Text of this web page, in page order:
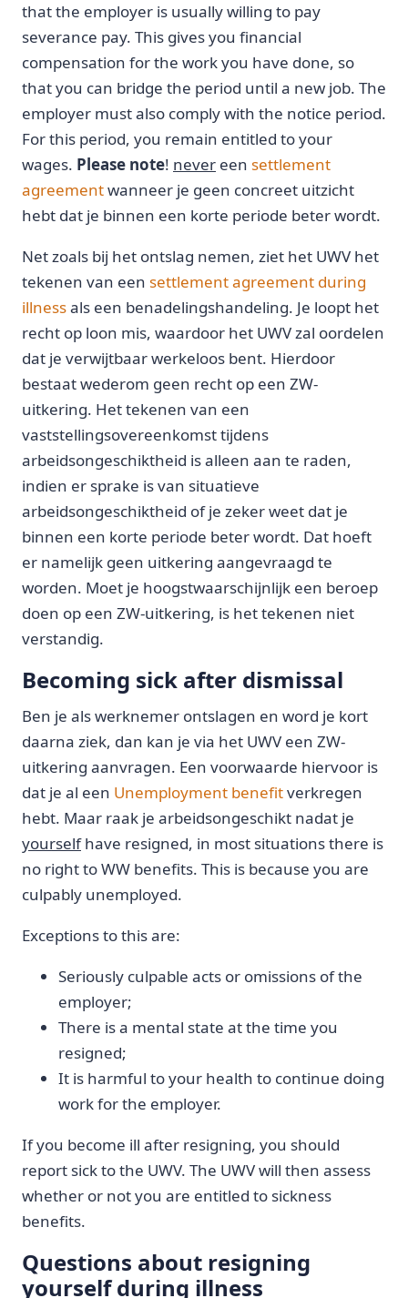
that the employer is usually willing to pay
severance pay. This gives you financial
compensation for the work you have done, so
that you can bridge the period until a new job. The
employer must also comply with the notice period.
For this period, you remain entitled to your
wages. Please note! never een settlement
agreementwanneer je geen concreet uitzicht
hebt dat je binnen een korte periode beter wordt.
Net zoals bij het ontslag nemen, ziet het UWV het
tekenen van een settlement agreement during
illnessals een benadelingshandeling. Je loopt het
recht op loon mis, waardoor het UWV zal oordelen
dat je verwijtbaar werkeloos bent. Hierdoor
bestaat wederom geen recht op een ZW-
uitkering. Het tekenen van een
vaststellingsovereenkomst tijdens
arbeidsongeschiktheid is alleen aan te raden,
indien er sprake is van situatieve
arbeidsongeschiktheid of je zeker weet dat je
binnen een korte periode beter wordt. Dat hoeft
er namelijk geen uitkering aangevraagd te
worden. Moet je hoogstwaarschijnlijk een beroep
doen op een ZW-uitkering, is het tekenen niet
verstandig.
Becoming sick after dismissal
Ben je als werknemer ontslagen en word je kort
daarna ziek, dan kan je via het UWV een ZW-
uitkering aanvragen. Een voorwaarde hiervoor is
dat je al een Unemployment benefitverkregen
hebt. Maar raak je arbeidsongeschikt nadat je
yourselfhave resigned, in most situations there is
no right to WW benefits. This is because you are
culpably unemployed.
Exceptions to this are:
Seriously culpable acts or omissions of the
employer;
There is a mental state at the time you
resigned;
It is harmful to your health to continue doing
work for the employer.
If you become ill after resigning, you should
report sick to the UWV. The UWV will then assess
whether or not you are entitled to sickness
benefits.
Questions about resigning
yourself during illness